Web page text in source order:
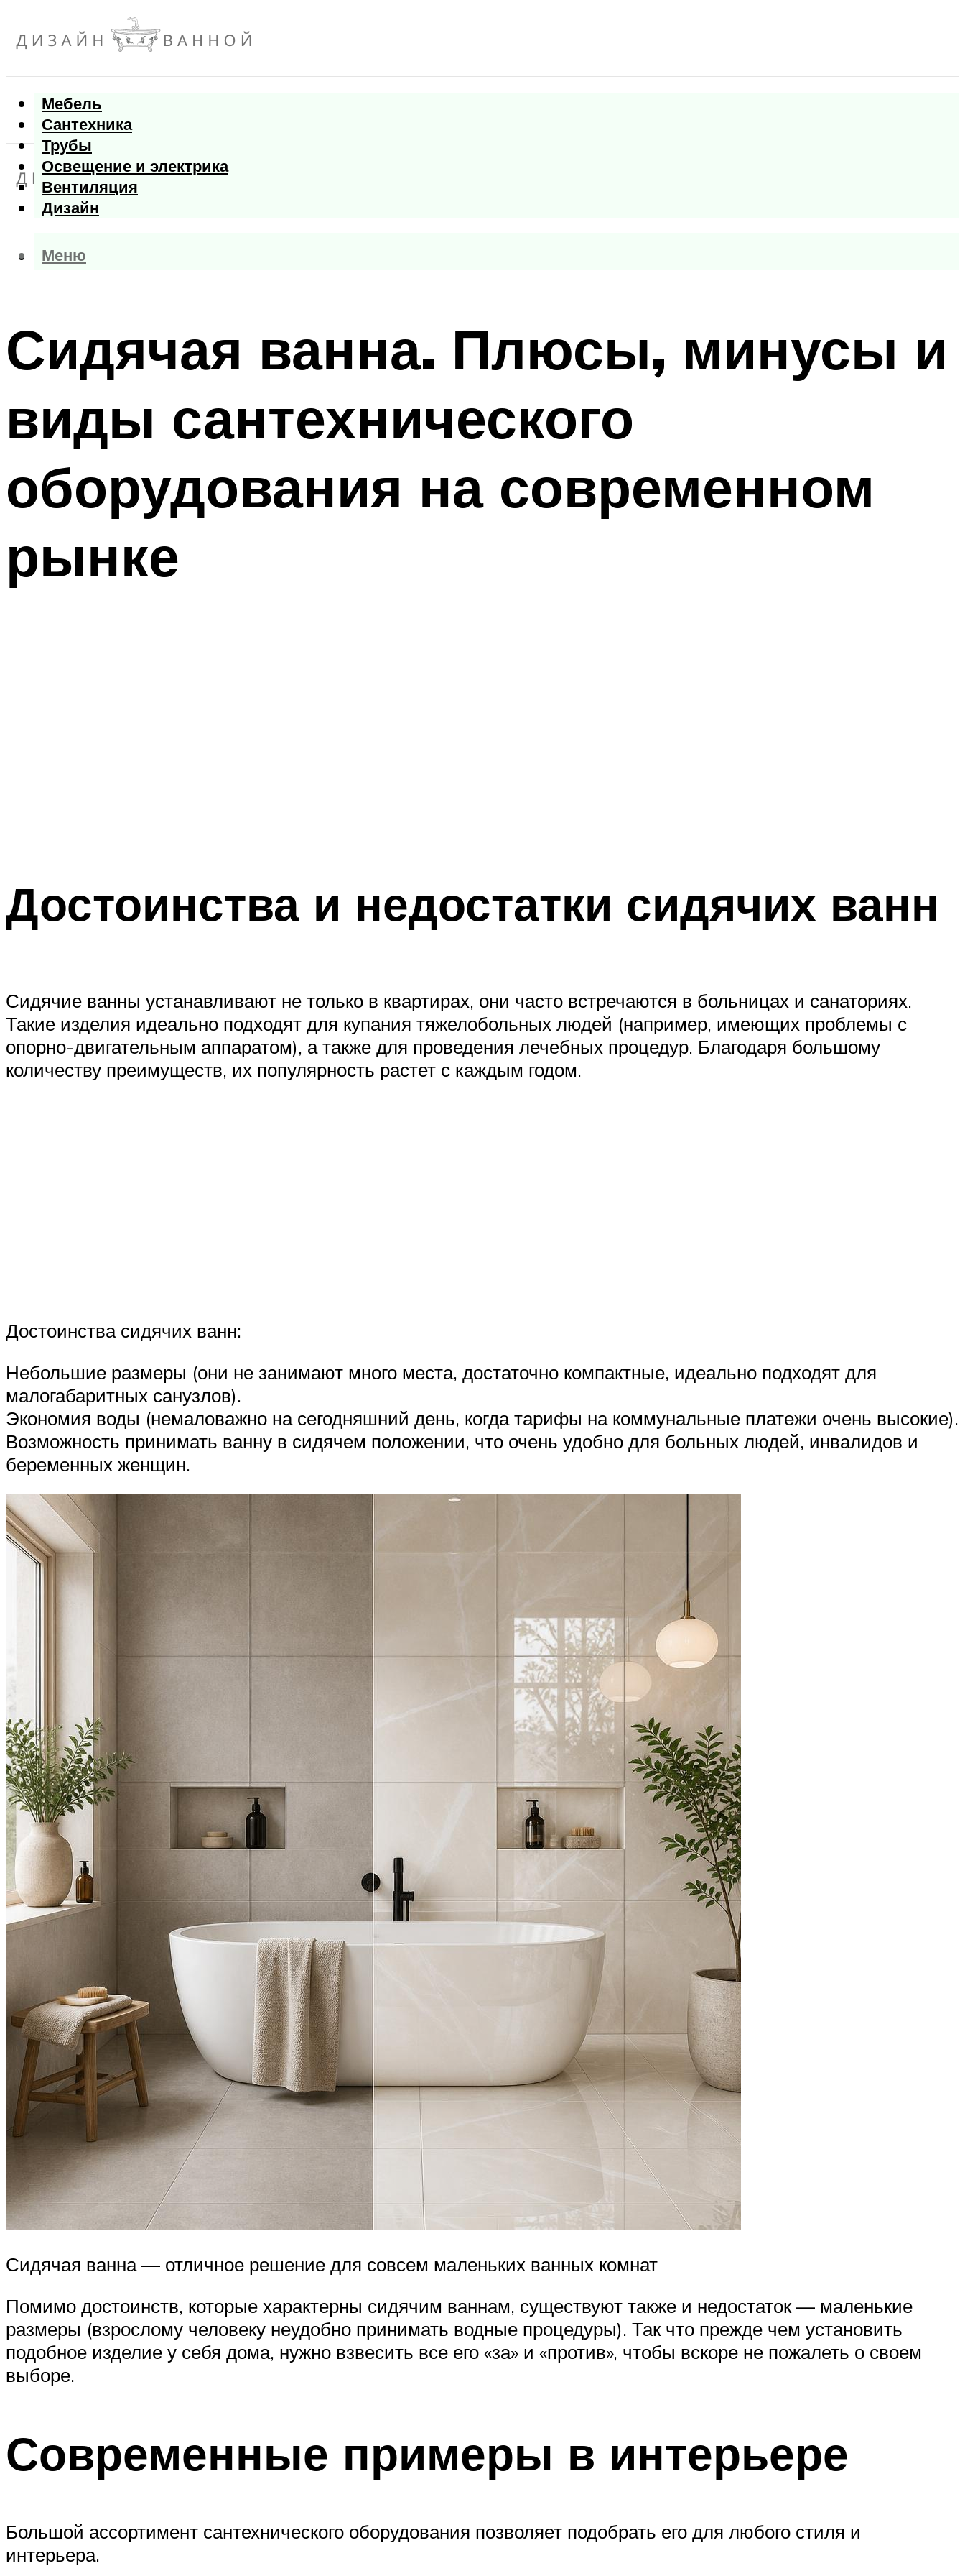
Мебель
Сантехника
Трубы
Освещение и электрика
Вентиляция
Дизайн
Меню
Меню
Сидячая ванна. Плюсы, минусы и
виды сантехнического
оборудования на современном
рынке
Достоинства и недостатки сидячих ванн
Сидячие ванны устанавливают не только в квартирах, они часто встречаются в больницах и санаториях.
Такие изделия идеально подходят для купания тяжелобольных людей (например, имеющих проблемы с
опорно-двигательным аппаратом), а также для проведения лечебных процедур. Благодаря большому
количеству преимуществ, их популярность растет с каждым годом.
Достоинства сидячих ванн:
Небольшие размеры (они не занимают много места, достаточно компактные, идеально подходят для
малогабаритных санузлов).
Экономия воды (немаловажно на сегодняшний день, когда тарифы на коммунальные платежи очень высокие).
Возможность принимать ванну в сидячем положении, что очень удобно для больных людей, инвалидов и
беременных женщин.
Сидячая ванна — отличное решение для совсем маленьких ванных комнат
Помимо достоинств, которые характерны сидячим ваннам, существуют также и недостаток — маленькие
размеры (взрослому человеку неудобно принимать водные процедуры). Так что прежде чем установить
подобное изделие у себя дома, нужно взвесить все его «за» и «против», чтобы вскоре не пожалеть о своем
выборе.
Современные примеры в интерьере
Большой ассортимент сантехнического оборудования позволяет подобрать его для любого стиля и
интерьера.